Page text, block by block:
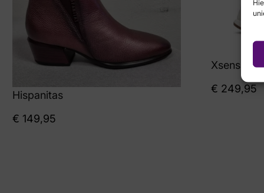
Hispanitas
€ 149,95
Xsensible
€ 249,95